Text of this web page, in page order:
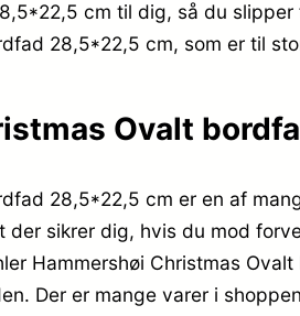
cm til dig, så du
28,5*22,5 cm, som er til
Ovalt
28,5*22,5 cm er en af
der sikrer dig, hvis du mod
Hammershøi Christmas
Der er mange varer i